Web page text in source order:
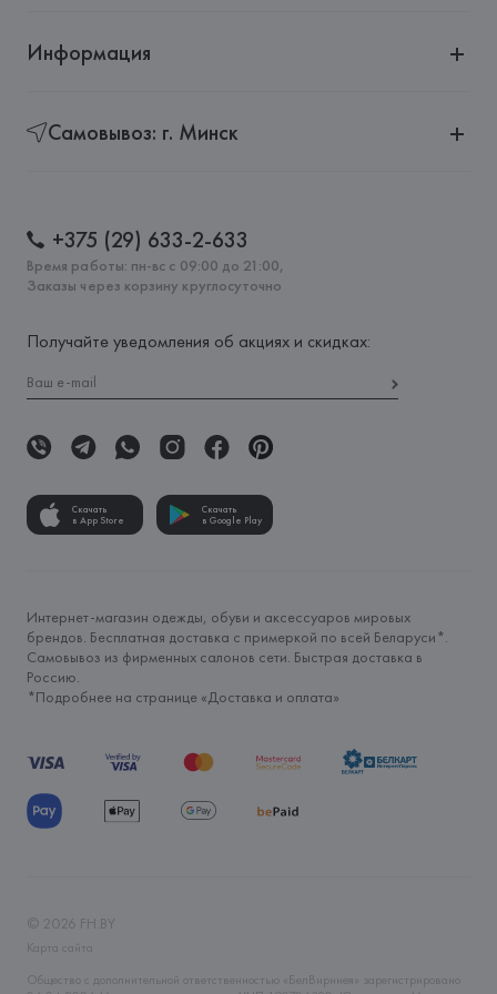
Информация
Самовывоз: г. Минск
+375 (29) 633-2-633
Время работы: пн-вс с 09:00 до 21:00,
Заказы через корзину круглосуточно
Получайте уведомления об акциях и скидках:
Скачать
в App Store
Скачать
в Google Play
Интернет-магазин одежды, обуви и аксессуаров мировых
брендов. Бесплатная доставка с примеркой по всей Беларуси*.
Самовывоз из фирменных салонов сети. Быстрая доставка в
Россию.
*Подробнее на странице «Доставка и оплата»
© 2026 FH.BY
Карта сайта
Общество с дополнительной ответственностью «БелВиринея» зарегистрировано